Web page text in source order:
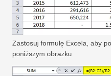
Zastosuj formułę Excela, aby
poniższym obrazku